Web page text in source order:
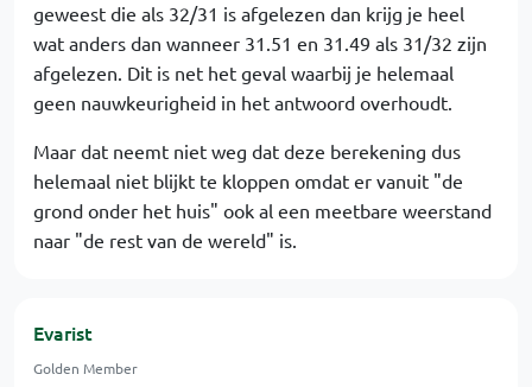
geweest die als 32/31 is afgelezen dan krijg je heel
wat anders dan wanneer 31.51 en 31.49 als 31/32 zijn
afgelezen. Dit is net het geval waarbij je helemaal
geen nauwkeurigheid in het antwoord overhoudt.
Maar dat neemt niet weg dat deze berekening dus
helemaal niet blijkt te kloppen omdat er vanuit "de
grond onder het huis" ook al een meetbare weerstand
naar "de rest van de wereld" is.
Evarist
Golden Member